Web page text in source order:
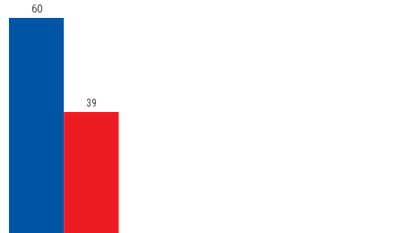
60
39